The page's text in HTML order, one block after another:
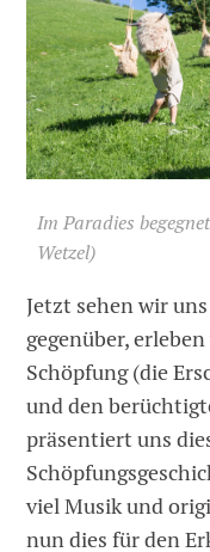
Im Paradies
Wetzel)
Jetzt sehen wir
gegenüber,
Schöpfung (die
und den
präsentiert uns
viel Musik und
nun dies für den